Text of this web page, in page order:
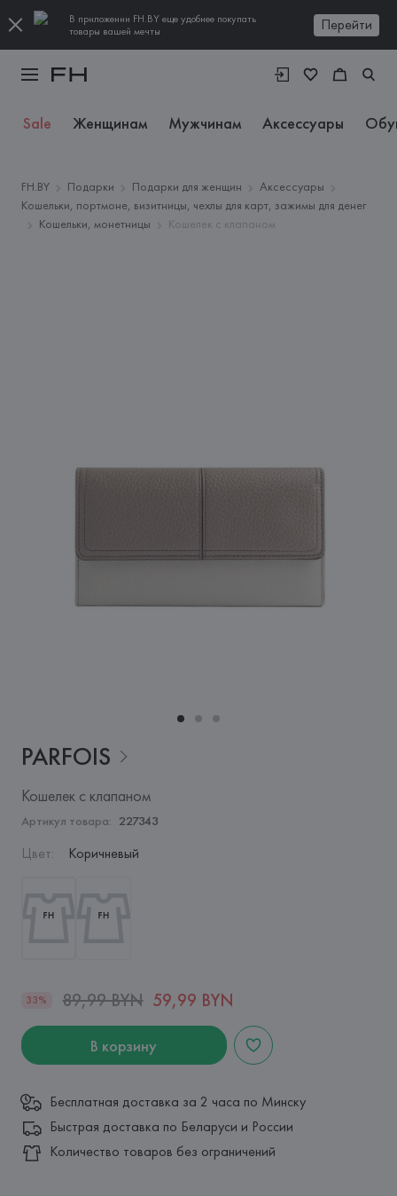
В приложении FH.BY еще удобнее покупать
товары вашей мечты
Перейти
Sale Женщинам Мужчинам Аксессуары
FH.BY Подарки Подарки для женщин
Аксессуары
Кошельки, портмоне, визитницы, чехлы для карт, зажимы для денег
Кошельки, монетницы
Кошелек с клапаном
PARFOIS
Кошелек с клапаном
Артикул товара: 227343
Цвет: Коричневый
33% 89,99 BYN 59,99 BYN
В корзину
Бесплатная доставка за 2 часа по Минску
Быстрая доставка по Беларуси и России
Количество товаров без ограничений